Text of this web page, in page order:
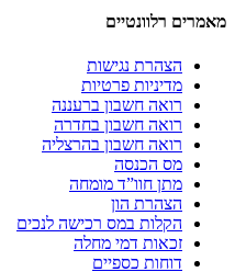
מאמרים רלוונטיים
הצהרת נגישות
מדיניות פרטיות
רואה חשבון ברעננה
רואה חשבון בחדרה
רואה חשבון בהרצליה
מס הכנסה
מתן חוו”ד מומחה
הצהרת הון
הקלות במס רכישה לנכים
זכאות דמי מחלה
דוחות כספיים